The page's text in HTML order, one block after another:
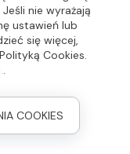
otrzymać notes,
mu
od pierwszego
nie wyrażają
ustawień lub
się więcej,
Cookies.
.
COOKIES